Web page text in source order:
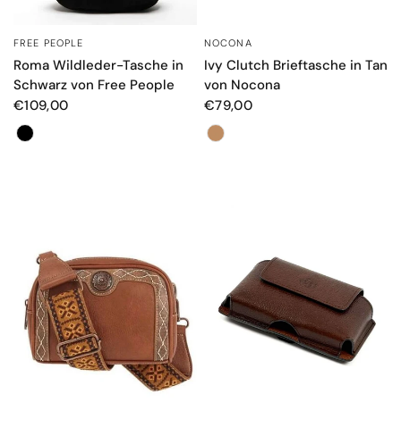
SCHNELLANSICHT
FREE PEOPLE
Roma Wildleder-Tasche in
Schwarz von Free People
€109,00
Farbe
NOCONA
Ivy Clutch Brieftasche in Tan
von Nocona
€79,00
Farbe